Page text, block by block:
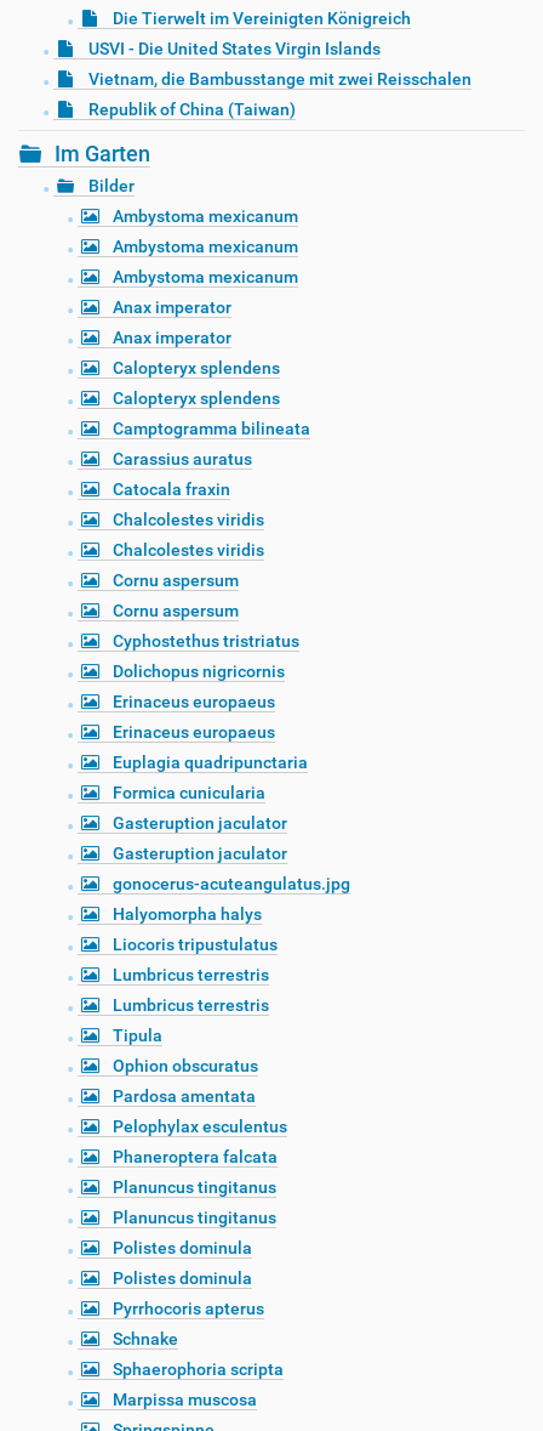
Die Tierwelt im Vereinigten Königreich
USVI - Die United States Virgin Islands
Vietnam, die Bambusstange mit zwei Reisschalen
Republik of China (Taiwan)
Im Garten
Bilder
Ambystoma mexicanum
Ambystoma mexicanum
Ambystoma mexicanum
Anax imperator
Anax imperator
Calopteryx splendens
Calopteryx splendens
Camptogramma bilineata
Carassius auratus
Catocala fraxin
Chalcolestes viridis
Chalcolestes viridis
Cornu aspersum
Cornu aspersum
Cyphostethus tristriatus
Dolichopus nigricornis
Erinaceus europaeus
Erinaceus europaeus
Euplagia quadripunctaria
Formica cunicularia
Gasteruption jaculator
Gasteruption jaculator
gonocerus-acuteangulatus.jpg
Halyomorpha halys
Liocoris tripustulatus
Lumbricus terrestris
Lumbricus terrestris
Tipula
Ophion obscuratus
Pardosa amentata
Pelophylax esculentus
Phaneroptera falcata
Planuncus tingitanus
Planuncus tingitanus
Polistes dominula
Polistes dominula
Pyrrhocoris apterus
Schnake
Sphaerophoria scripta
Marpissa muscosa